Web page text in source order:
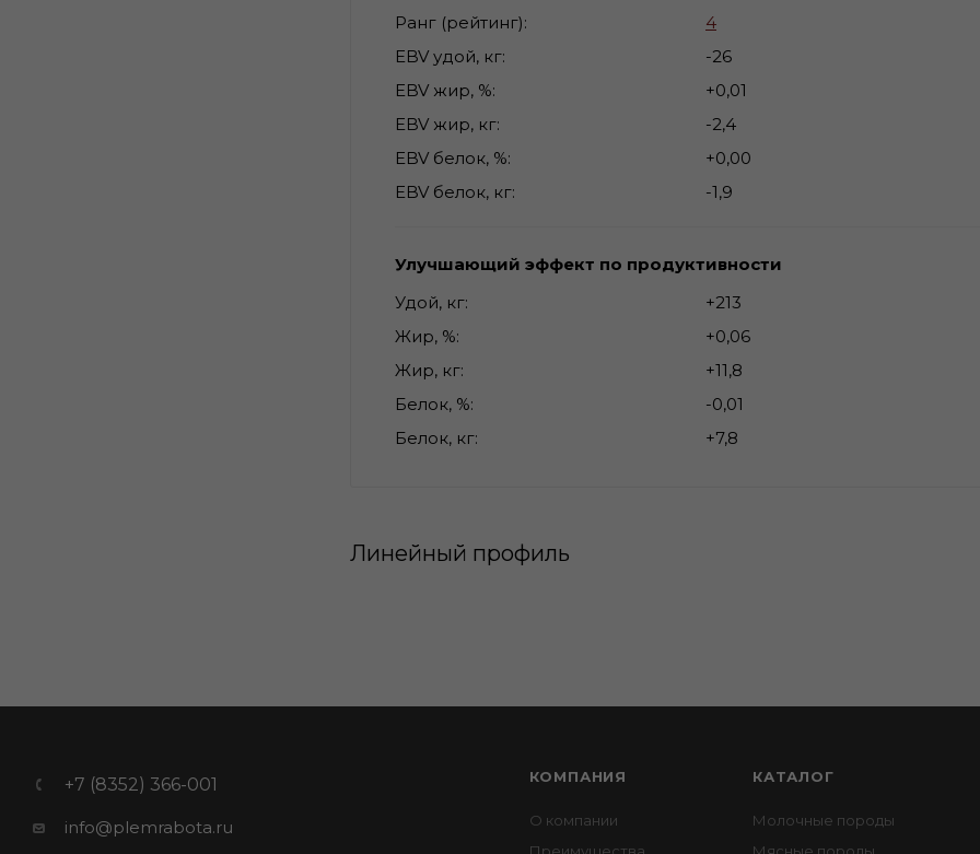
Ранг (рейтинг)
4
EBV удой, кг
-26
EBV жир, %
+0,01
EBV жир, кг
-2,4
EBV белок, %
+0,00
EBV белок, кг
-1,9
Улучшающий эффект по продуктивности
Удой, кг
+213
Жир, %
+0,06
Жир, кг
+11,8
Белок, %
-0,01
Белок, кг
+7,8
Линейный профиль
+7 (8352) 366-001
info@plemrabota.ru
КОМПАНИЯ
О компании
КАТАЛОГ
Молочные породы